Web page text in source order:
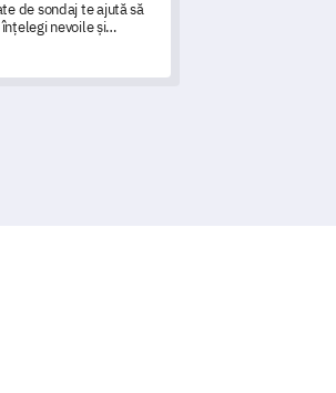
de sondaj te ajută să
nevoile și